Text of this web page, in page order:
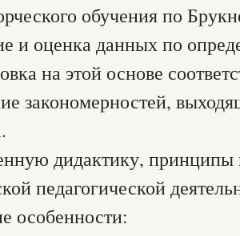
обучения по
и оценка данных по
на этой основе
закономерностей,
дидактику, принципы
педагогической
особенности: